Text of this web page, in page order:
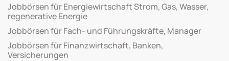
Jobbörsen für Energiewirtschaft Strom, Gas, Wasser,
regenerative Energie
Jobbörsen für Fach- und Führungskräfte, Manager
Jobbörsen für Finanzwirtschaft, Banken,
Versicherungen